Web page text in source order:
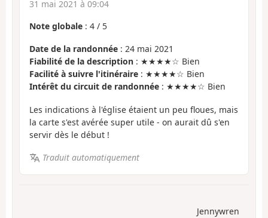
31 mai 2021 à 09:04
Note globale : 4 / 5
Date de la randonnée : 24 mai 2021
Fiabilité de la description : ★★★★☆ Bien
Facilité à suivre l'itinéraire : ★★★★☆ Bien
Intérêt du circuit de randonnée : ★★★★☆ Bien
Les indications à l'église étaient un peu floues, mais
la carte s'est avérée super utile - on aurait dû s'en
servir dès le début !
Traduit automatiquement
Jennywren